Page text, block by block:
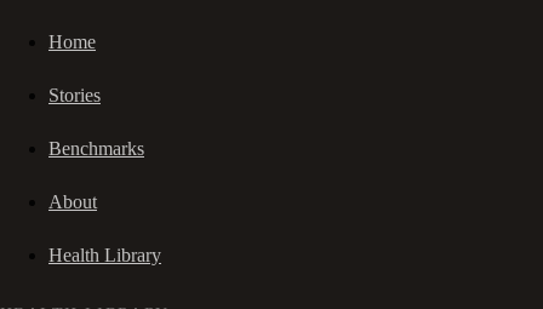
Home
Stories
Benchmarks
About
Health Library